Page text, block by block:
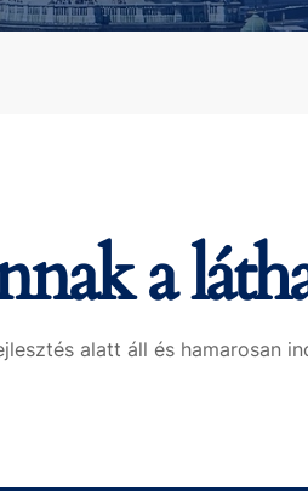
a
alatt áll és hamarosan